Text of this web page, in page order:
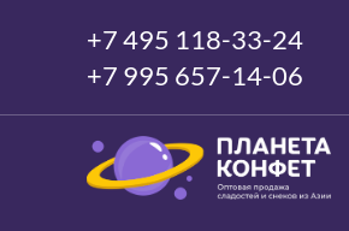
+7 495 118-33-24
+7 995 657-14-06